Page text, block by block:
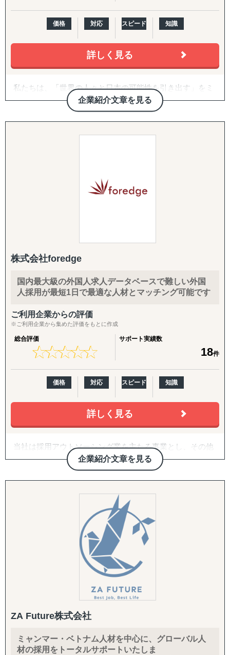
③グローバルコンサルティング
・中小企業向け支援
・海外市場調査、販路開拓の伴走
・社内外のパートナーを活用し、最適な解決策を提案
・企業様の目的に沿った研修の設計
・渡航先例：カナダ、中国、オランダ
・希望国がある場合も柔軟に対応
価格 対応 スピード 知識
詳しく見る
企業紹介文章を見る
私たちは、「世界の人々と日本の可能性を引き出す」をミ
ッションに、ASEAN・南アジア・欧米市場に特化した「調
査で終わらない」売上直結型の海外進出支援を強みとして
おります。
週間で現地営業体制を構築。対応する主要各国に日本語力
のある現地人財を配置し、海外進出後も継続的に支援でき
することが難しい時代です。
稟議が通らない」「英語が通じないローカル市場にアクセ
スできない」「現地語での営業リソースがない」といった
業、PoCまでのワンストップ支援で解決します。
特に強化しているエリアは現在日本企業の進出が増加傾向
にあるASEAN各国（ベトナム、インドネシア、シンガポー
ル、インド）です。
「どの国が最適か？」「本当に売れるのか？」から始ま
だきます。
サポート対象国（グループ別）
※サポート内容により、対応の可否や得意・不得意な分野
はあります。
↳ 主要対応エリア（特化）
ベトナム、インドネシア、シンガポール、インド、バング
↳ 対応可能エリア（拡張中）
タイ、マレーシア、フィリピン、ミャンマー、カンボジ
ア、パキスタン、アラブ首長国連邦、モンゴル、台湾、ド
イツ、スペイン、ケニア、アルゼンチン、ブラジル
外国人財採用サポートも対応可能です。
↳ 国内高度留学生や日本語力の高い中途人財の採用支援可
有料職業紹介免許許可番号 44-ユ-300211
株式会社foredge
国内最大級の外国人求人データベースで難しい外国
人採用が最短1日で最適な人材とマッチング可能です
ご利用企業からの評価
※ご利用企業から集めた評価をもとに作成
総合評価
★★★★★
★★★★★
サポート実績数
18件
価格 対応 スピード 知識
詳しく見る
企業紹介文章を見る
当社は採用アウトソーシング業を主たる事業とし、その他
マーケティング事業として在日外国人向けの会員制ニュー
スメディア『Jaboon』の運営、EC サイトの運営などの事
業を展開しております。
2022年6月7日、政府は「経済財政運営と改革の基本方
針 2022」を閣議決定し、課題解決を成長のエンジンに変
え、持続可能な経済を実現させる、「新しい資本主義」を
国際環境の変化への対応として、高度外国人材の受入れや
活躍を推進、特定技能制度の受入分野追加など人道的な観
点から真に庇護すべき者を確実に保護するとともに、送還
入れ・共生のための総合的対応策」に基づき施策を着実に
す。
ZA Future株式会社
ミャンマー・ベトナム人材を中心に、グローバル人
材の採用をトータルサポートいたしま